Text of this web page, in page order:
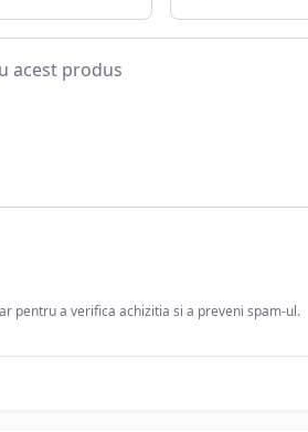
pentru a verifica achizitia si a preveni spam-ul.